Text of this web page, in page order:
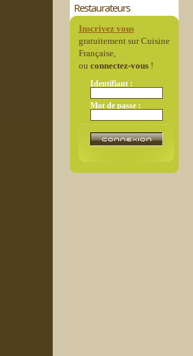
Restaurateurs
Inscrivez vous
gratuitement sur Cuisine
Française,
ou connectez-vous!
Identifiant :
Mot de passe :